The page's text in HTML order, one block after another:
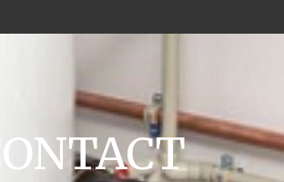
CONTACT